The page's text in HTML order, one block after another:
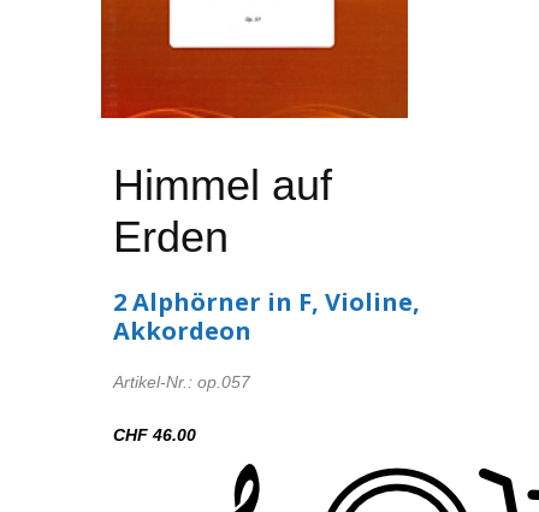
Himmel auf
Erden
2 Alphörner in F, Violine,
Akkordeon
Artikel-Nr.: op.057
CHF 46.00